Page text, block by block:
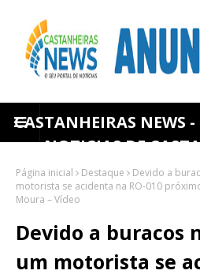
CASTANHEIRAS NEWS
NOTICIAS DE
Página inicial Destaque
Devido a
motorista se acidenta na RO-010
Moura – Vídeo
Devido a buracos
um motorista se